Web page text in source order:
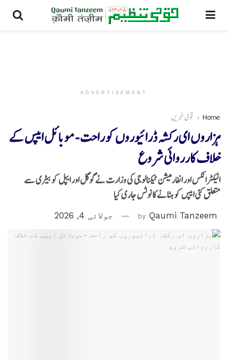
ADVERTISEMENT
Home قومی خبریں
ہزاروں ای رکشہ ڈرائیوروں کو راحت -موبائل ایپس کے
خلاف کارروائی شروع
الیکٹرانکس اور انفارمیشن ٹیکنالوجی کی وزارت نے گوگل اور ایپل کو بیٹری سے
متعلق کئی ایپس کو ہٹانے کا نوٹس جاری کیا
by Qaumi Tanzeem جولائی 4, 2026